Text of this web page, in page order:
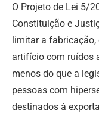
O Projeto de Lei 5/
Constituição e
limitar a fabricação,
artifício com ruídos
menos do que a
pessoas com
destinados à